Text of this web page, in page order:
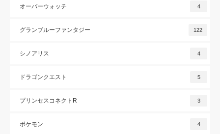
オーバーウォッチ 4
グランブルーファンタジー 122
シノアリス 4
ドラゴンクエスト 5
プリンセスコネクトR 3
ポケモン 4